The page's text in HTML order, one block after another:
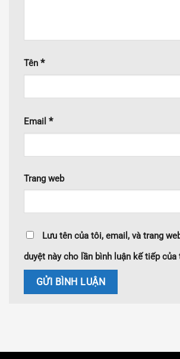
Tên *
Email *
Trang web
Lưu tên của tôi, email, và trang
duyệt này cho lần bình luận kế tiếp của